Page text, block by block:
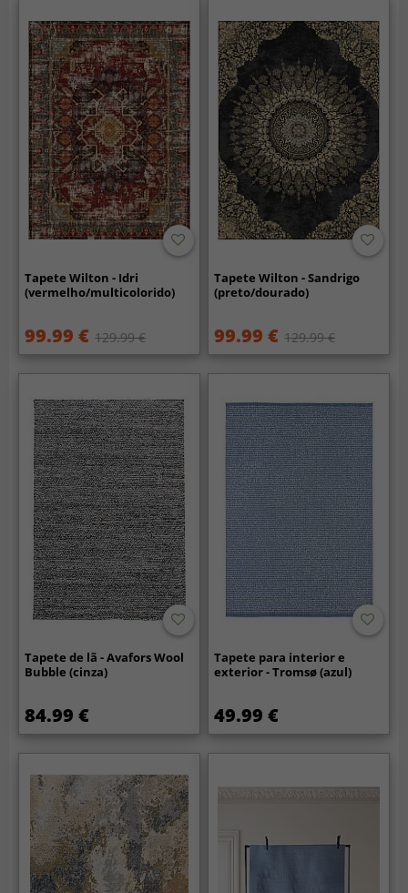
Tapete Wilton - Idri
(vermelho/multicolorido)
99.99 € 129.99 €
Tapete Wilton - Sandrigo
(preto/dourado)
99.99 € 129.99 €
Tapete de lã - Avafors Wool
Bubble (cinza)
84.99 €
Tapete para interior e
exterior - Tromsø (azul)
49.99 €